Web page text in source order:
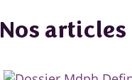
Nos articles